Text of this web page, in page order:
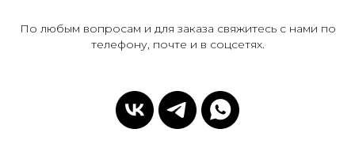
По любым вопросам и для заказа свяжитесь с нами по
телефону, почте и в соцсетях.